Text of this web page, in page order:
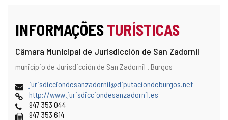
INFORMAÇÕESTURÍSTICAS
Câmara Municipal de Jurisdicción de San Zadornil
Endereço
localização
no
mapa
Endereço
município de Jurisdicción de San Zadornil . Burgos
Endereço
de
email
jurisdicciondesanzadornil@diputaciondeburgos.net
Pagina
web
http://www.jurisdicciondesanzadornil.es
Telefones
947 353 044
Fax 947 353 614